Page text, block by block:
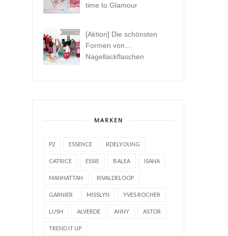
time to Glamour
[Aktion] Die schönsten
Formen von...
Nagellackflaschen
MARKEN
P2 ESSENCE RDELYOUNG
CATRICE ESSIE BALEA ISANA
MANHATTAN RIVALDELOOP
GARNIER MISSLYN YVES ROCHER
LUSH ALVERDE ANNY ASTOR
TREND IT UP